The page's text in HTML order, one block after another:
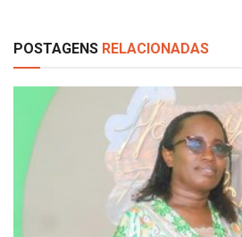
POSTAGENS RELACIONADAS